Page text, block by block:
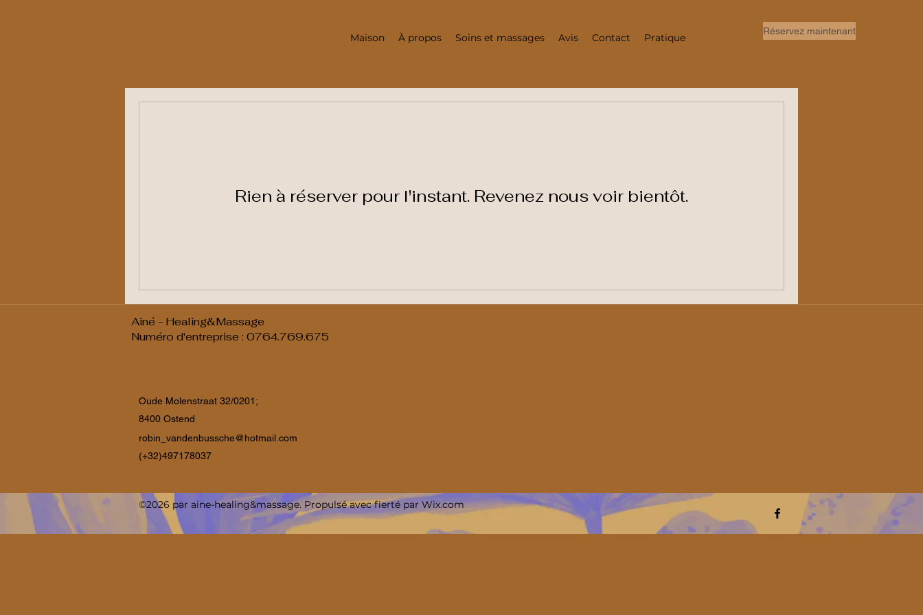
Maison À propos Soins et massages Avis Contact Pratique
Réservez maintenant
Rien à réserver pour l'instant. Revenez nous voir bientôt.
Ainé - Healing&Massage
Numéro d'entreprise : 0764.769.675
Oude Molenstraat 32/0201;
8400 Ostend
robin_vandenbussche@hotmail.com
(+32)497178037
©2026 par aine-healing&massage. Propulsé avec fierté par Wix.com